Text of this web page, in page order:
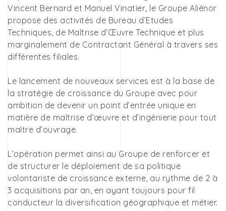
Vincent Bernard et Manuel Vinatier, le Groupe Aliénor
propose des activités de Bureau d’Etudes
Techniques, de Maîtrise d’Œuvre Technique et plus
marginalement de Contractant Général à travers ses
différentes filiales.
Le lancement de nouveaux services est à la base de
la stratégie de croissance du Groupe avec pour
ambition de devenir un point d’entrée unique en
matière de maîtrise d’œuvre et d’ingénierie pour tout
maître d’ouvrage.
L’opération permet ainsi au Groupe de renforcer et
de structurer le déploiement de sa politique
volontariste de croissance externe, au rythme de 2 à
3 acquisitions par an, en ayant toujours pour fil
conducteur la diversification géographique et métier.